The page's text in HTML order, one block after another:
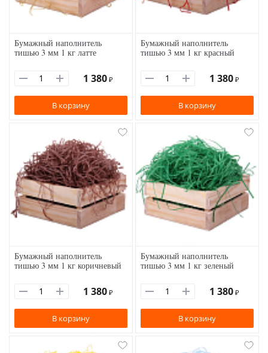
Бумажный наполнитель
тишью 3 мм 1 кг латте
1 380 ₽
В корзину
Бумажный наполнитель
тишью 3 мм 1 кг красный
1 380 ₽
В корзину
Бумажный наполнитель
тишью 3 мм 1 кг коричневый
1 380 ₽
В корзину
Бумажный наполнитель
тишью 3 мм 1 кг зеленый
1 380 ₽
В корзину